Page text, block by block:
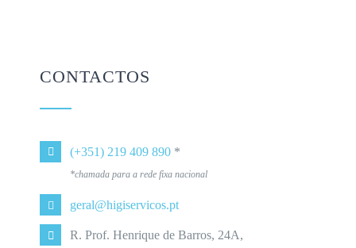
CONTACTOS
(+351) 219 409 890 *
*chamada para a rede fixa nacional
geral@higiservicos.pt
R. Prof. Henrique de Barros, 24A,